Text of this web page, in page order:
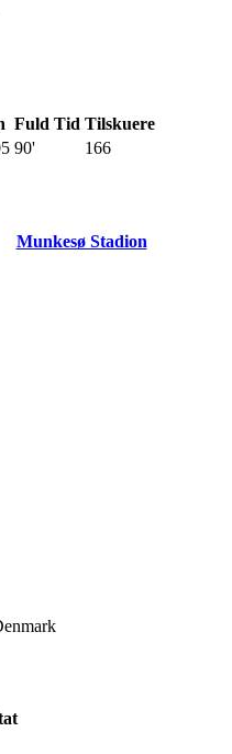
Fuld Tid Tilskuere
90' 166
Munkesø Stadion